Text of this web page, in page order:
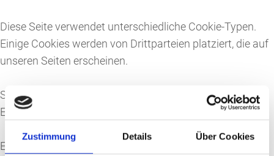
Zustimmung Details Über Cookies
Diese Seite verwendet unterschiedliche Cookie-Typen.
Einige Cookies werden von Drittparteien platziert, die auf
unseren Seiten erscheinen.
Sie können Ihre Einwilligung jederzeit von der Cookie-
Erklärung auf unserer Website ändern oder widerrufen.
Erfahren Sie in unserer Datenschutzrichtlinie mehr